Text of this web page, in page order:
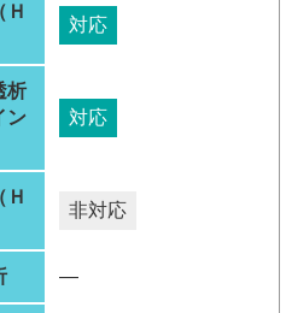
Ｈ
対応
析
ン
対応
Ｈ
非対応
―